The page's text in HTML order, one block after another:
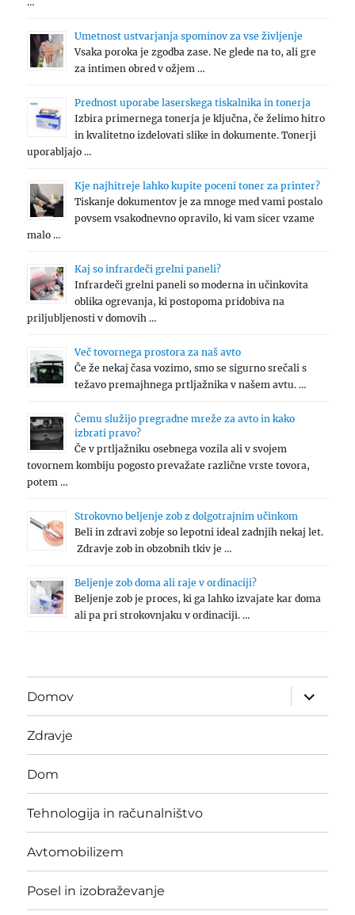
Umetnost ustvarjanja spominov za vse življenje
Vsaka poroka je zgodba zase. Ne glede na to, ali gre
za intimen obred v ožjem …
Prednost uporabe laserskega tiskalnika in tonerja
Izbira primernega tonerja je ključna, če želimo hitro
in kvalitetno izdelovati slike in dokumente. Tonerji
uporabljajo …
Kje najhitreje lahko kupite poceni toner za printer?
Tiskanje dokumentov je za mnoge med vami postalo
povsem vsakodnevno opravilo, ki vam sicer vzame
malo …
Kaj so infrardeči grelni paneli?
Infrardeči grelni paneli so moderna in učinkovita
oblika ogrevanja, ki postopoma pridobiva na
priljubljenosti v domovih …
Več tovornega prostora za naš avto
Če že nekaj časa vozimo, smo se sigurno srečali s
težavo premajhnega prtljažnika v našem avtu. …
Čemu služijo pregradne mreže za avto in kako
izbrati pravo?
Če v prtljažniku osebnega vozila ali v svojem
tovornem kombiju pogosto prevažate različne vrste tovora,
potem …
Strokovno beljenje zob z dolgotrajnim učinkom
Beli in zdravi zobje so lepotni ideal zadnjih nekaj let.
Zdravje zob in obzobnih tkiv je …
Beljenje zob doma ali raje v ordinaciji?
Beljenje zob je proces, ki ga lahko izvajate kar doma
ali pa pri strokovnjaku v ordinaciji. …
Domov
expand
child
menu
Zdravje
Dom
Tehnologija in računalništvo
Avtomobilizem
Posel in izobraževanje